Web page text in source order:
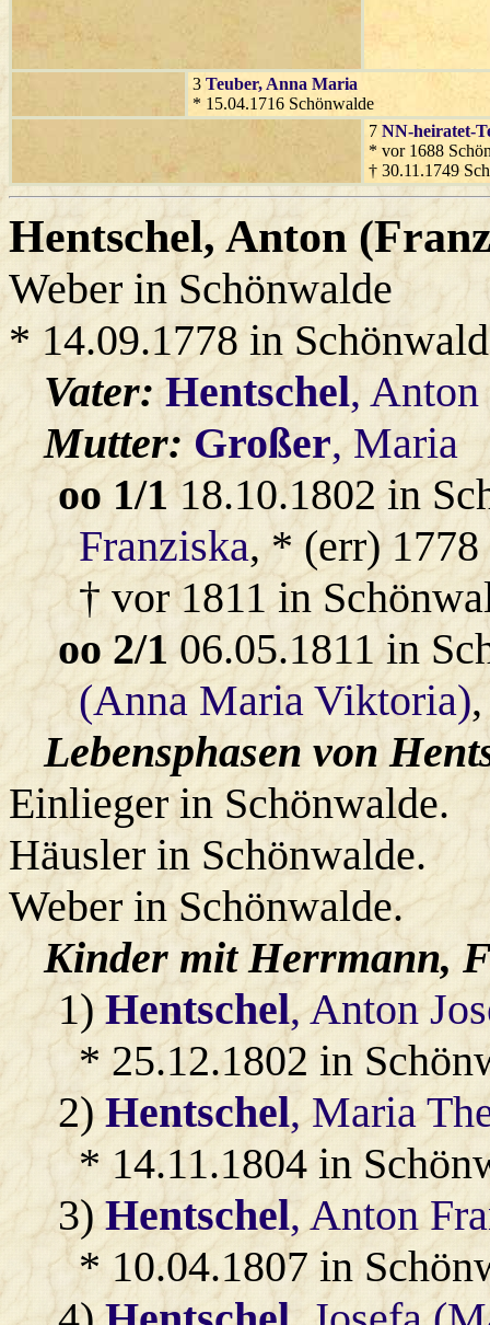
3 Teuber, Anna Maria
* 15.04.1716 Schönwalde
7 NN-heiratet-
* vor 1688
† 30.11.1749
Hentschel, Anton
Weber in Schönwalde
* 14.09.1778 in
Vater:Hentschel, Anton
Mutter: Großer, Maria
oo 1/118.10.1802 in
Franziska, * (err)
† vor 1811 in
oo 2/106.05.1811 in
(Anna Maria Viktoria)
Lebensphasen von
Einlieger in Schönwalde.
Häusler in Schönwalde.
Weber in Schönwalde.
Kinder mit Herrmann,
1)Hentschel, Anton
* 25.12.1802 in
2)Hentschel, Maria
* 14.11.1804 in
3)Hentschel, Anton
* 10.04.1807 in